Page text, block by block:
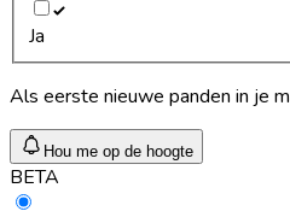
Ja
Als eerste nieuwe panden in je
Hou me op de hoogte
BETA